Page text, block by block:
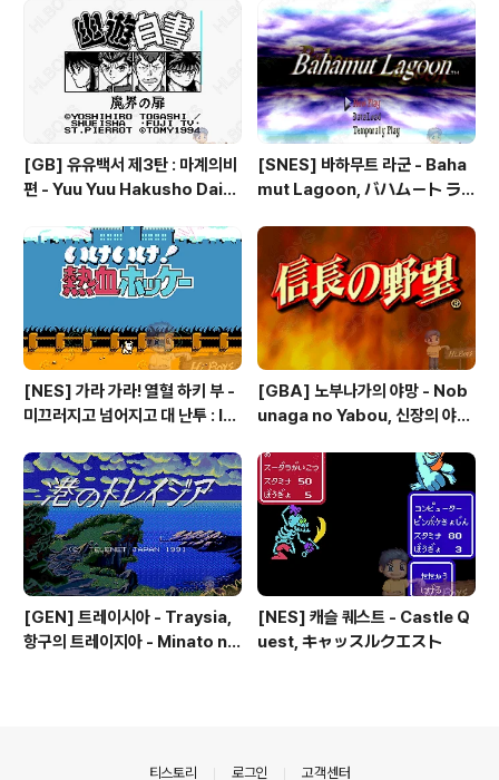
ム 聖魔の光石, 파이어 엠블렘:
더 세이크리드 스톤즈 - Fire Em
blem: The Sacred Stones
ズ ガンハザード
[GB] 유유백서 제3탄 : 마계의비
편 - Yuu Yuu Hakusho Dai-3
☆遊☆白書 第3弾 魔界の扉編
[SNES] 바하무트 라군 - Baha
mut Lagoon, バハムート ラ
[NES] 가라 가라! 열혈 하키 부 -
미끄러지고 넘어지고 대 난투 : Ik
- Subette Koronde Dai Ran
tou, いけいけ熱血ホッケー部
すべってころんで大乱闘
[GBA] 노부나가의 야망 - Nob
unaga no Yabou, 신장의 야망
[GEN] 트레이시아 - Traysia,
항구의 트레이지아 - Minato no
[NES] 캐슬 퀘스트 - Castle Q
uest, キャッスルクエスト
티스토리 로그인 고객센터